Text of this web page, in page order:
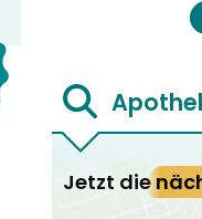
Jetzt die